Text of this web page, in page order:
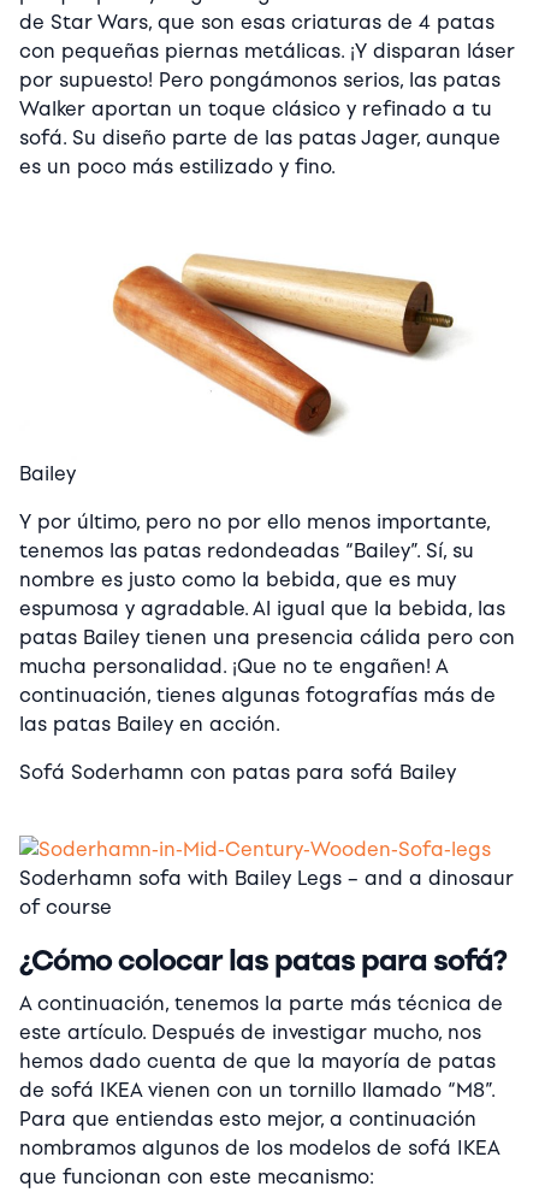
de Star Wars, que son esas criaturas de 4 patas
con pequeñas piernas metálicas. ¡Y disparan láser
por supuesto! Pero pongámonos serios, las patas
Walker aportan un toque clásico y refinado a tu
sofá. Su diseño parte de las patas Jager, aunque
es un poco más estilizado y fino.
Bailey
Y por último, pero no por ello menos importante,
tenemos las patas redondeadas “Bailey”. Sí, su
nombre es justo como la bebida, que es muy
espumosa y agradable. Al igual que la bebida, las
patas Bailey tienen una presencia cálida pero con
mucha personalidad. ¡Que no te engañen! A
continuación, tienes algunas fotografías más de
las patas Bailey en acción.
Sofá Soderhamn con patas para sofá Bailey
Soderhamn sofa with Bailey Legs – and a dinosaur
of course
¿Cómo colocar las patas para sofá?
A continuación, tenemos la parte más técnica de
este artículo. Después de investigar mucho, nos
hemos dado cuenta de que la mayoría de patas
de sofá IKEA vienen con un tornillo llamado “M8”.
Para que entiendas esto mejor, a continuación
nombramos algunos de los modelos de sofá IKEA
que funcionan con este mecanismo: